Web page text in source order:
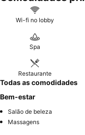
Wi-fi no lobby
Spa
Restaurante
Todas as comodidades
Bem-estar
Salão de beleza
Massagens